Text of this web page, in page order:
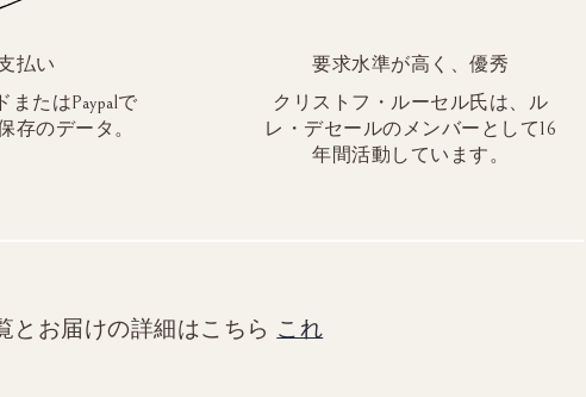
払い
たはPaypalで
存のデータ。
要求水準が高く、優秀
クリストフ・ルーセル氏は、ル
レ・デセールのメンバーとして16
年間活動しています。
とお届けの詳細はこちら これ